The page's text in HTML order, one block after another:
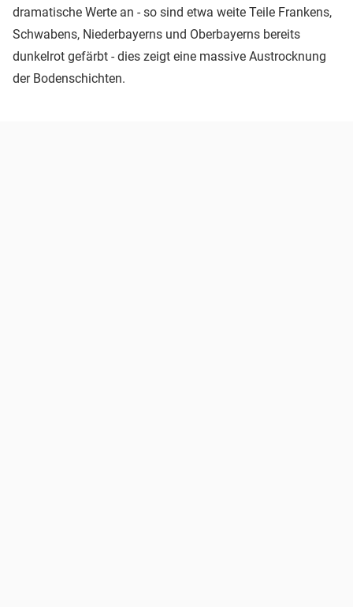
dramatische Werte an - so sind etwa weite Teile Frankens,
Schwabens, Niederbayerns und Oberbayerns bereits
dunkelrot gefärbt - dies zeigt eine massive Austrocknung
der Bodenschichten.